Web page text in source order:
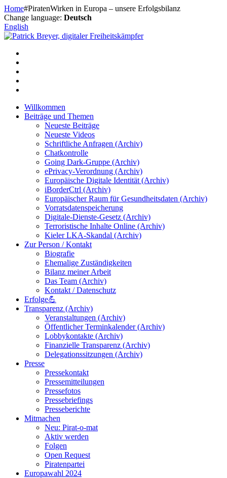
Zum
Inhalt
springen
Home#PiratenWirken in Europa – unsere Erfolgsbilanz
Change language: Deutsch
English
Willkommen
Beiträge und Themen
Neueste Beiträge
Neueste Videos
Schriftliche Anfragen (Archiv)
Chatkontrolle
Going Dark-Gruppe (Archiv)
ePrivacy-Verordnung (Archiv)
Europäische Digitale Identität (Archiv)
iBorderCtrl (Archiv)
Europäischer Raum für Gesundheitsdaten (Archiv)
Vorratsdatenspeicherung
Digitale-Dienste-Gesetz (Archiv)
Terroristische Inhalte Online (Archiv)
Kieler LKA-Skandal (Archiv)
Zur Person / Kontakt
Biografie
Ehemalige Zuständigkeiten
Bilanz meiner Arbeit
Das Team (Archiv)
Kontakt / Datenschutz
Erfolge💪
Transparenz (Archiv)
Veranstaltungen (Archiv)
Öffentlicher Terminkalender (Archiv)
Lobbykontakte (Archiv)
Finanzielle Transparenz (Archiv)
Delegationssitzungen (Archiv)
Presse
Pressekontakt
Pressemitteilungen
Pressefotos
Pressebriefings
Presseberichte
Mitmachen
Neu: Pirat-o-mat
Aktiv werden
Folgen
Open Request
Piratenpartei
Europawahl 2024